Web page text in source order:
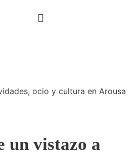
ocio y cultura en Arousa
un vistazo a